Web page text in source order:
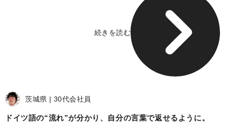
オンライン授業もあることから、子育て中の自分にはぴったり
先生は授業でも、こちらが理解するまでゆっくり教えてくれま
テキストの内容に加え、普段使えるような日常会話まで教えて
くださるので、実際の生活で試してみることができ、通じたと
続きを読む
茨城県 30代会社員
ドイツ語の“流れ”が分かり、自分の言葉で返せるように